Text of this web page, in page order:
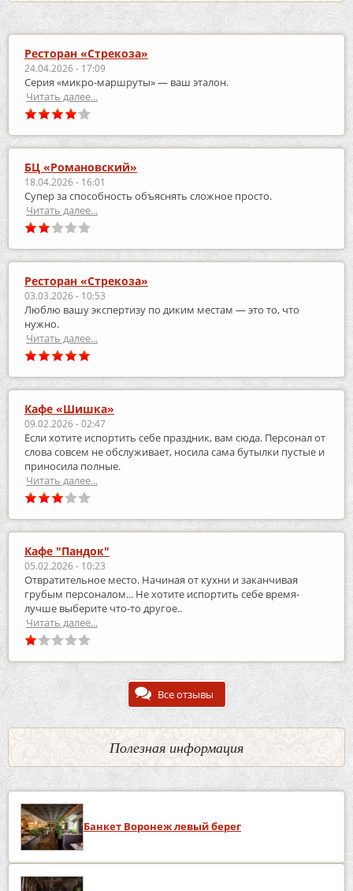
Ресторан «Стрекоза»
24.04.2026 - 17:09
Серия «микро‑маршруты» — ваш эталон.
Читать далее...
БЦ «Романовский»
18.04.2026 - 16:01
Супер за способность объяснять сложное просто.
Читать далее...
Ресторан «Стрекоза»
03.03.2026 - 10:53
Люблю вашу экспертизу по диким местам — это то, что
нужно.
Читать далее...
Кафе «Шишка»
09.02.2026 - 02:47
Если хотите испортить себе праздник, вам сюда. Персонал от
слова совсем не обслуживает, носила сама бутылки пустые и
приносила полные.
Читать далее...
Кафе "Пандок"
05.02.2026 - 10:23
Отвратительное место. Начиная от кухни и заканчивая
грубым персоналом... Не хотите испортить себе время-
лучше выберите что-то другое..
Читать далее...
Все отзывы
Полезная информация
Банкет Воронеж левый берег